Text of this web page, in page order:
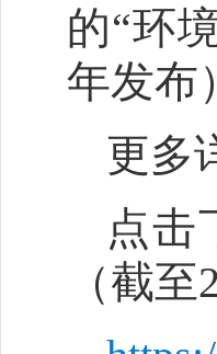
的“环
年发布
更多
点击
（截